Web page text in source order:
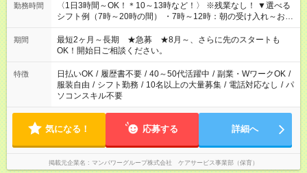
勤務時間
〈1日3時間～OK！＊10～13時など！〉 ※残業なし！ ▼選べる
シフト例（7時～20時の間） ・7時～12時：朝の受け入れ～お昼
の準備 ・10時～13時：園児の見守り～お昼の補助 ・9時～16
時：帰りの会まで！子供の成長を見守る ・15時～20時：夜のお
迎えサポート
期間
最短2ヶ月～長期 ★急募 ★8月～、さらに先のスタートも
OK！開始日ご相談ください。
特徴 日払いOK / 履歴書不要 / 40～50代活躍中 / 副業・WワークOK /
服装自由 / シフト勤務 / 10名以上の大量募集 / 電話対応なし / パ
ソコンスキル不要
気になる！ 応募する 詳細へ
掲載元企業名 マンパワーグループ株式会社 ケアサービス事業部（保育）